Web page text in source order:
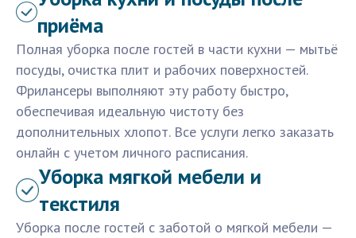
приёма
Полная уборка после гостей в части кухни — мытьё
посуды, очистка плит и рабочих поверхностей.
Фрилансеры выполняют эту работу быстро,
обеспечивая идеальную чистоту без
дополнительных хлопот. Все услуги легко заказать
онлайн с учетом личного расписания.
Уборка мягкой мебели и
текстиля
Уборка после гостей с заботой о мягкой мебели —